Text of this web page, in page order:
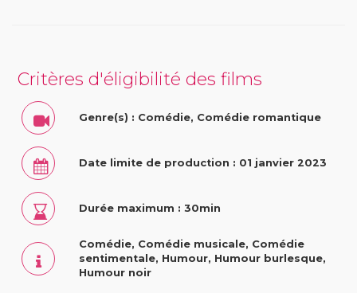
Critères d'éligibilité des films
Genre(s) : Comédie, Comédie romantique
Date limite de production : 01 janvier 2023
Durée maximum : 30min
Comédie, Comédie musicale, Comédie
sentimentale, Humour, Humour burlesque,
Humour noir